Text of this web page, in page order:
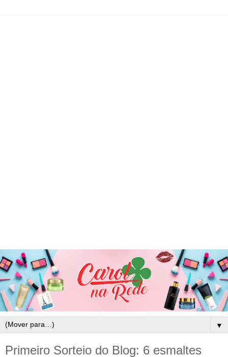
▼
Primeiro Sorteio do Blog: 6 esmaltes